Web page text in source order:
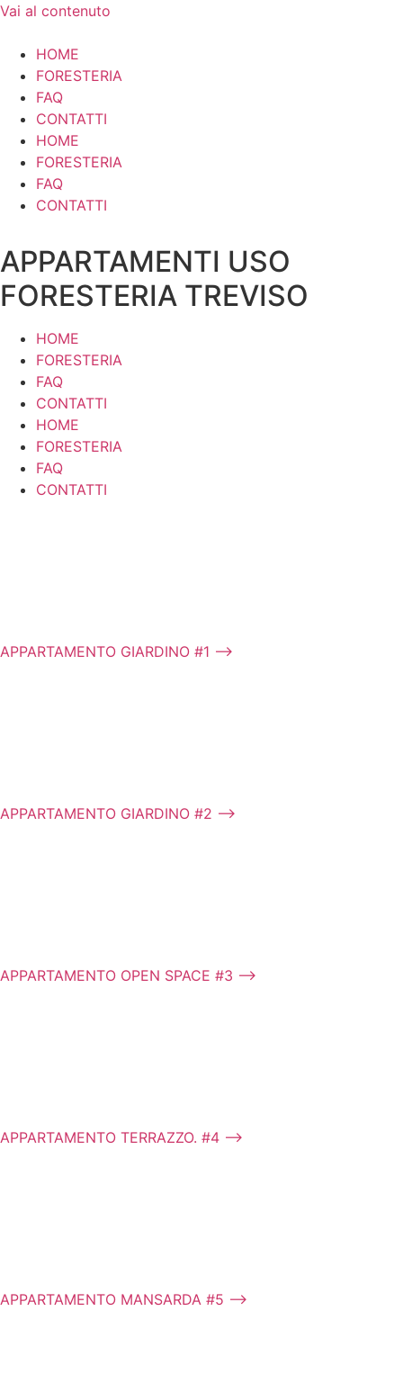
Vai al contenuto
HOME
FORESTERIA
FAQ
CONTATTI
HOME
FORESTERIA
FAQ
CONTATTI
APPARTAMENTI USO
FORESTERIA TREVISO
HOME
FORESTERIA
FAQ
CONTATTI
HOME
FORESTERIA
FAQ
CONTATTI
APPARTAMENTO GIARDINO #1 ⟶
APPARTAMENTO GIARDINO #2 ⟶
APPARTAMENTO OPEN SPACE #3 ⟶
APPARTAMENTO TERRAZZO. #4 ⟶
APPARTAMENTO MANSARDA #5 ⟶